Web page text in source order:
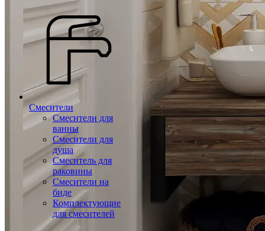
Смесители
Смесители для
ванны
Смесители для
душа
Смеситель для
раковины
Смесители на
биде
Комплектующие
для смесителей